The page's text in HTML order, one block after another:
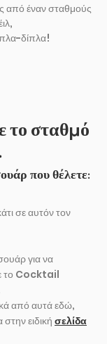
από έναν σταθμούς
δίπλα!
το σταθμό
που θέλετε:
σε αυτόν τον
για να
το Cocktail
από αυτά εδώ,
ειδική σελίδα